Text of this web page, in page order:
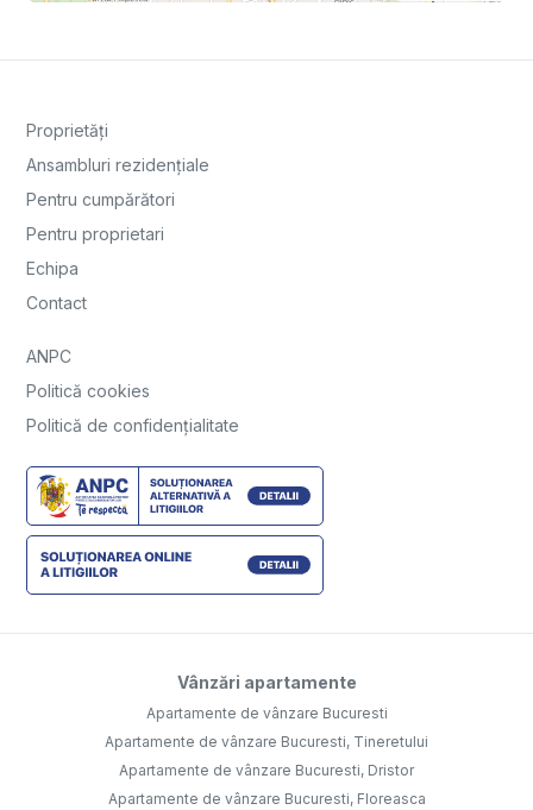
Proprietăți
Ansambluri rezidențiale
Pentru cumpărători
Pentru proprietari
Echipa
Contact
ANPC
Politică cookies
Politică de confidențialitate
Vânzări apartamente
Apartamente de vânzare Bucuresti
Apartamente de vânzare Bucuresti, Tineretului
Apartamente de vânzare Bucuresti, Dristor
Apartamente de vânzare Bucuresti, Floreasca